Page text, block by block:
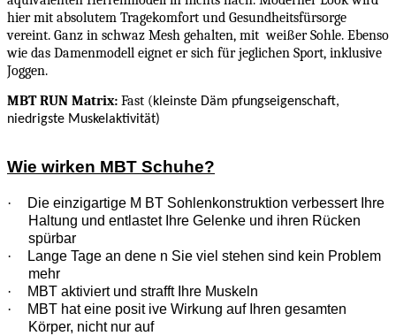
hier mit absolutem Tragekomfort und Gesundheitsfürsorge
vereint. Ganz in schwaz Mesh gehalten, mit weißer Sohle. Ebenso
wie das Damenmodell eignet er sich für jeglichen Sport, inklusive
Joggen.
MBT RUN Matrix: Fast (kleinste Däm pfungseigenschaft,
niedrigste Muskelaktivität)
Wie wirken MBT Schuhe?
·
Die einzigartige M BT Sohlenkonstruktion verbessert Ihre
Haltung und entlastet Ihre Gelenke und ihren Rücken
spürbar
·
Lange Tage an dene n Sie viel stehen sind kein Problem
mehr
·
MBT aktiviert und strafft Ihre Muskeln
·
MBT hat eine posit ive Wirkung auf Ihren gesamten
Körper, nicht nur auf